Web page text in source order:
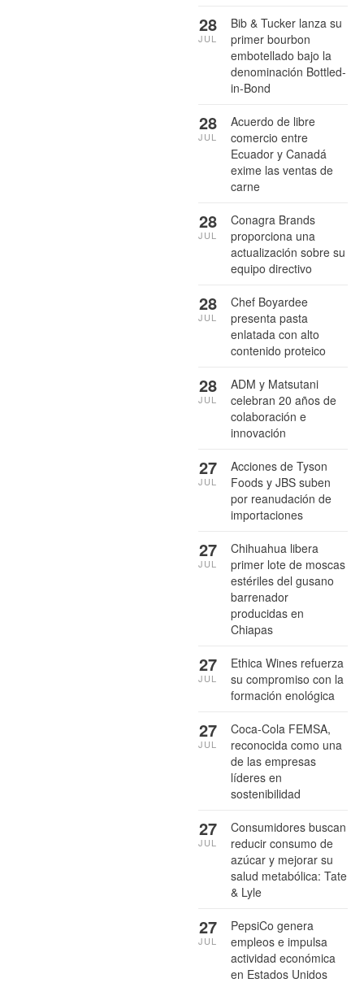
Bib & Tucker lanza su
primer bourbon
embotellado bajo la
denominación Bottled-
in-Bond
28
JUL
Acuerdo de libre
comercio entre
Ecuador y Canadá
exime las ventas de
carne
28
JUL
Conagra Brands
proporciona una
actualización sobre su
equipo directivo
28
JUL
Chef Boyardee
presenta pasta
enlatada con alto
contenido proteico
28
JUL
ADM y Matsutani
celebran 20 años de
colaboración e
innovación
28
JUL
Acciones de Tyson
Foods y JBS suben
por reanudación de
importaciones
27
JUL
Chihuahua libera
primer lote de moscas
estériles del gusano
barrenador
producidas en
Chiapas
27
JUL
Ethica Wines refuerza
su compromiso con la
formación enológica
27
JUL
Coca-Cola FEMSA,
reconocida como una
de las empresas
líderes en
sostenibilidad
27
JUL
Consumidores buscan
reducir consumo de
azúcar y mejorar su
salud metabólica: Tate
& Lyle
27
JUL
PepsiCo genera
empleos e impulsa
actividad económica
en Estados Unidos
27
JUL